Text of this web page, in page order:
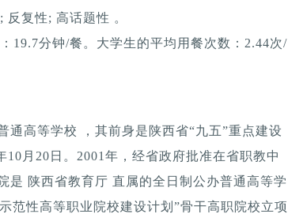
复性; 高话题性 。
19.7分钟/餐。大学生的平均用餐次数：2.44次/
通高等学校 ，其前身是陕西省“九五”重点建设
月20日。2001年，经省政府批准在省职教中
是 陕西省教育厅 直属的全日制公办普通高等学
范性高等职业院校建设计划”骨干高职院校立项